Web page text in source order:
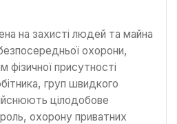
на захисті людей та майна
охорони,
фізичної присутності
груп швидкого
цілодобове
охорону приватних